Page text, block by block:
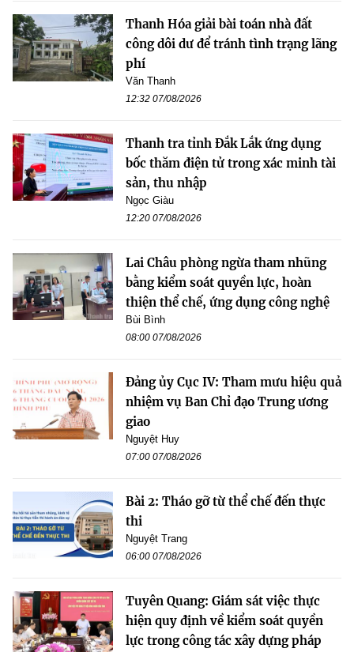
Thanh Hóa giải bài toán nhà đất
công dôi dư để tránh tình trạng lãng
phí
Văn Thanh
12:32 07/08/2026
Thanh tra tỉnh Đắk Lắk ứng dụng
bốc thăm điện tử trong xác minh tài
sản, thu nhập
Ngọc Giàu
12:20 07/08/2026
Lai Châu phòng ngừa tham nhũng
bằng kiểm soát quyền lực, hoàn
thiện thể chế, ứng dụng công nghệ
Bùi Bình
08:00 07/08/2026
Đảng ủy Cục IV: Tham mưu hiệu quả
nhiệm vụ Ban Chỉ đạo Trung ương
giao
Nguyệt Huy
07:00 07/08/2026
Bài 2: Tháo gỡ từ thể chế đến thực
thi
Nguyệt Trang
06:00 07/08/2026
Tuyên Quang: Giám sát việc thực
hiện quy định về kiểm soát quyền
lực trong công tác xây dựng pháp